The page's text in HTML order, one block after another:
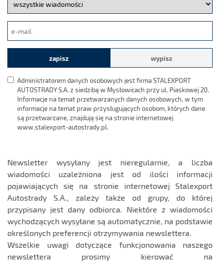
grupę
newslettera
e-
mail
zapisz wypisz
Administratorem danych osobowych jest firma STALEXPORT
AUTOSTRADY S.A. z siedzibą w Mysłowicach przy ul. Piaskowej 20.
Informacje na temat przetwarzanych danych osobowych, w tym
informacje na temat praw przysługujących osobom, których dane
są przetwarzane, znajdują się na stronie internetowej
www.stalexport-autostrady.pl.
Newsletter wysyłany jest nieregularnie, a liczba
wiadomości uzależniona jest od ilości informacji
pojawiających się na stronie internetowej Stalexport
Autostrady S.A., zależy także od grupy, do której
przypisany jest dany odbiorca. Niektóre z wiadomości
wychodzących wysyłane są automatycznie, na podstawie
określonych preferencji otrzymywania newslettera.
Wszelkie uwagi dotyczące funkcjonowania naszego
newslettera prosimy kierować na